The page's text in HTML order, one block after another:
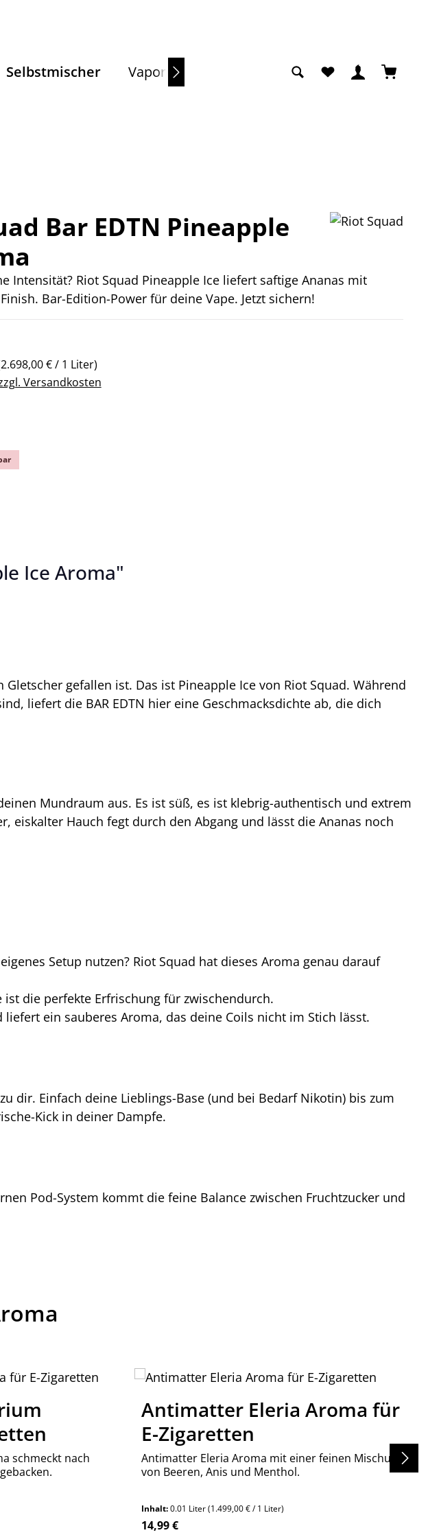
Selbstmischer Vaporizer Du hast 0 Produkte
Bar EDTN Pineapple
Intensität? Riot Squad Pineapple Ice liefert saftige Ananas mit
Bar-Edition-Power für deine Vape. Jetzt sichern!
€ / 1 Liter)
Versandkosten
Bewertung von 0 von 5 Sternen
Ice Aroma"
gefallen ist. Das ist Pineapple Ice von Riot Squad. Während
liefert die BAR EDTN hier eine Geschmacksdichte ab, die dich
Mundraum aus. Es ist süß, es ist klebrig-authentisch und extrem
eiskalter Hauch fegt durch den Abgang und lässt die Ananas noch
Setup nutzen? Riot Squad hat dieses Aroma genau darauf
die perfekte Erfrischung für zwischendurch.
ein sauberes Aroma, das deine Coils nicht im Stich lässt.
dir. Einfach deine Lieblings-Base (und bei Bedarf Nikotin) bis zum
Kick in deiner Dampfe.
Pod-System kommt die feine Balance zwischen Fruchtzucker und
schmeckt nach
Antimatter Eleria Aroma für
E-Zigaretten
Antimatter Eleria Aroma mit einer feinen Mischung
von Beeren, Anis und Menthol.
Inhalt:0.01 Liter(1.499,00 € / 1 Liter)
Regulärer Preis:
14,99 €